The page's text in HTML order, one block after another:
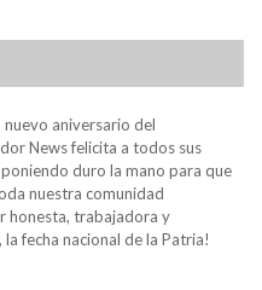
aniversario del
News felicita a todos sus
duro la mano para que
nuestra comunidad
honesta, trabajadora y
fecha nacional de la Patria!